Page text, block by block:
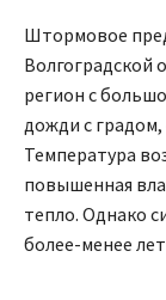
Штормовое
Волгоградской
регион с
дожди с
Температура
повышенная
тепло. Однако
более-менее